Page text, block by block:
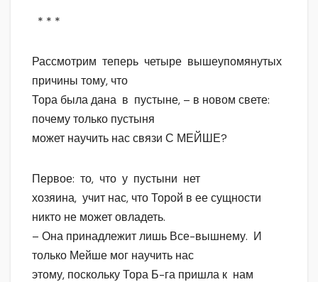
* * *
Рассмотрим теперь четыре вышеупомянутых
причины тому, что
Тора была дана в пустыне, – в новом свете:
почему только пустыня
может научить нас связи С МЕЙШЕ?
Первое: то, что у пустыни нет
хозяина, учит нас, что Торой в ее сущности
никто не может овладеть.
– Она принадлежит лишь Все-вышнему. И
только Мейше мог научить нас
этому, поскольку Тора Б-га пришла к нам